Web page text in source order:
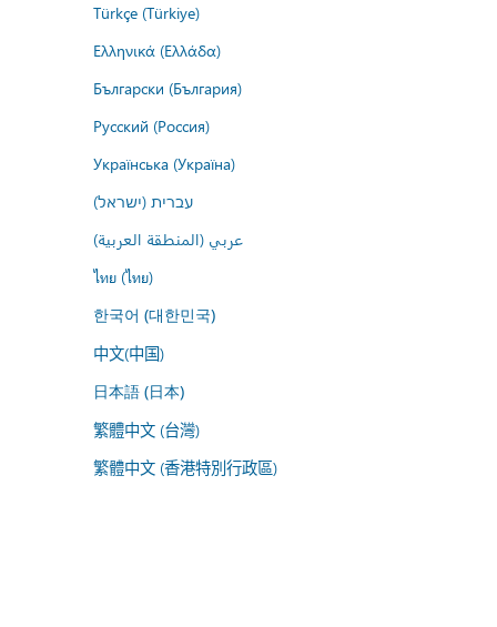
Türkçe (Türkiye)
Ελληνικά (Ελλάδα)
Български (България)
Русский (Россия)
Українська (Україна)
עברית (ישראל)
عربي (المنطقة العربية)
ไทย (ไทย)
한국어 (대한민국)
中文(中国)
日本語 (日本)
繁體中文 (台灣)
繁體中文 (香港特別行政區)